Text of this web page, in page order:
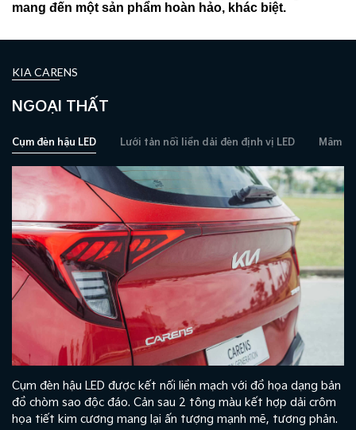
mang đến một sản phẩm hoàn hảo, khác biệt.
KIA CARENS
NGOẠI THẤT
Cụm đèn hậu LED Lưới tản nối liền dải đèn định vị LED Mâm xe
Cụm đèn hậu LED được kết nối liền mạch với đồ họa dạng bản
đồ chòm sao độc đáo. Cản sau 2 tông màu kết hợp dải crôm
họa tiết kim cương mang lại ấn tượng mạnh mẽ, tương phản.